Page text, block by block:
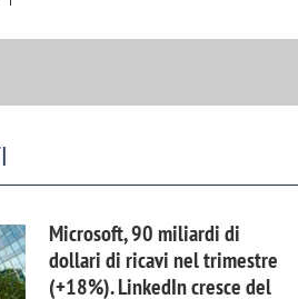
Microsoft, 90 miliardi di
dollari di ricavi nel trimestre
(+18%). LinkedIn cresce del